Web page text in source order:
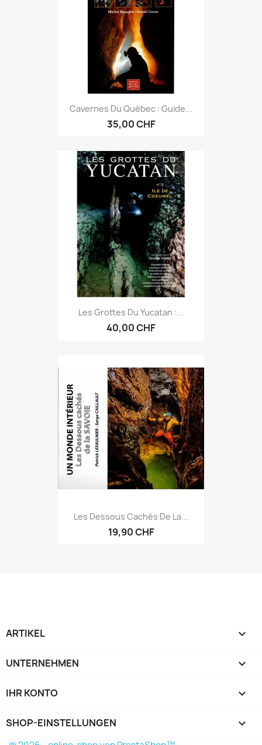
Cavernes Du Québec : Guide...
35,00 CHF
Les Grottes Du Yucatan :...
40,00 CHF
Les Dessous Cachés De La...
19,90 CHF
ARTIKEL 
UNTERNEHMEN 
IHR KONTO 
SHOP-EINSTELLUNGEN keyboard_arrow_down